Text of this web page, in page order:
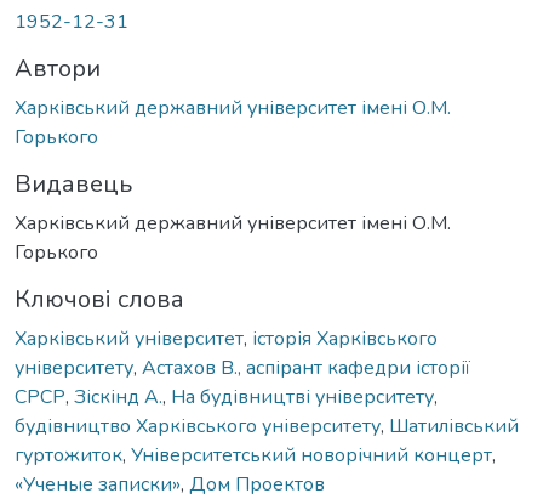
1952-12-31
Автори
Харківський державний університет імені О.М.
Горького
Видавець
Харківський державний університет імені О.М.
Горького
Ключові слова
Харківський університет, історія Харківського
університету, Астахов В., аспірант кафедри історії
СРСР, Зіскінд А., На будівництві університету,
будівництво Харківського університету, Шатилівський
гуртожиток, Університетський новорічний концерт,
«Ученые записки», Дом Проектов